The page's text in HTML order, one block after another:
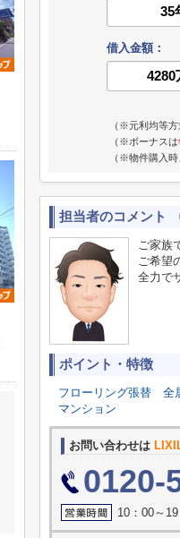
借入金額：
（※元利均等方
（※ボーナスは
（※物件購入
担当者のコメント
ご家族
ご希望
全力で
ポイント・特徴
フローリング張替 全
マンション
お問い合わせは
0120-
10：00～